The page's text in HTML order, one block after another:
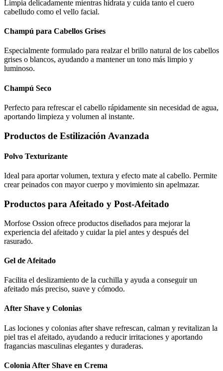
Limpia delicadamente mientras hidrata y cuida tanto el cuero
cabelludo como el vello facial.
Champú para Cabellos Grises
Especialmente formulado para realzar el brillo natural de los cabellos
grises o blancos, ayudando a mantener un tono más limpio y
luminoso.
Champú Seco
Perfecto para refrescar el cabello rápidamente sin necesidad de agua,
aportando limpieza y volumen al instante.
Productos de Estilización Avanzada
Polvo Texturizante
Ideal para aportar volumen, textura y efecto mate al cabello. Permite
crear peinados con mayor cuerpo y movimiento sin apelmazar.
Productos para Afeitado y Post-Afeitado
Morfose Ossion ofrece productos diseñados para mejorar la
experiencia del afeitado y cuidar la piel antes y después del
rasurado.
Gel de Afeitado
Facilita el deslizamiento de la cuchilla y ayuda a conseguir un
afeitado más preciso, suave y cómodo.
After Shave y Colonias
Las lociones y colonias after shave refrescan, calman y revitalizan la
piel tras el afeitado, ayudando a reducir irritaciones y aportando
fragancias masculinas elegantes y duraderas.
Colonia After Shave en Crema